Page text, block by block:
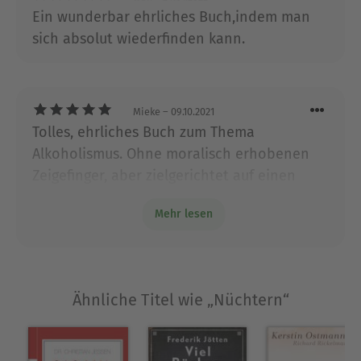
Verluste«. Zuletzt erschien »Liebe!«. Schreiber
lebt in Berlin.
Ein wunderbar ehrliches Buch,indem man
sich absolut wiederfinden kann.
Mieke – 09.10.2021
Tolles, ehrliches Buch zum Thema
Alkoholismus. Ohne moralisch erhobenen
erkennt entweder etwas von sich oder aus
Mehr lesen
Ähnliche Titel wie „Nüchtern“